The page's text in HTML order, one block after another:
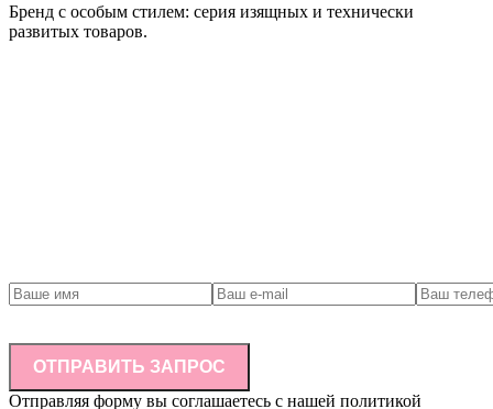
Бренд с особым стилем: серия изящных и технически
развитых товаров.
ОТПРАВИТЬ ЗАПРОС
Отправляя форму вы соглашаетесь с нашей политикой